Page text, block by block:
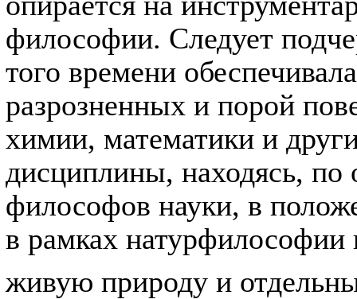
философии. Следует
того времени
разрозненных и порой
химии, математики и
дисциплины, находясь,
философов науки, в
в рамках натурфилософии
живую природу и